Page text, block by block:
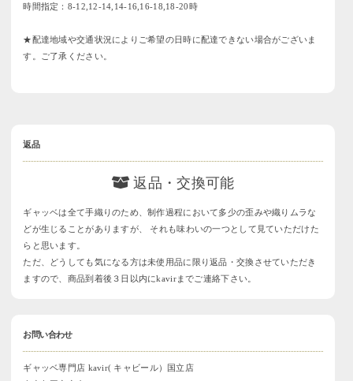
時間指定：8-12,12-14,14-16,16-18,18-20時
★配達地域や交通状況によりご希望の日時に配達できない場合がございま
す。ご了承ください。
返品
返品・交換可能
ギャッベは全て手織りのため、制作過程において多少の歪みや織りムラな
どが生じることがありますが、 それも味わいの一つとして見ていただけた
らと思います。
ただ、どうしても気になる方は未使用品に限り返品・交換させていただき
ますので、商品到着後３日以内にkavirまでご連絡下さい。
お問い合わせ
ギャッベ専門店 kavir( キャビール）国立店